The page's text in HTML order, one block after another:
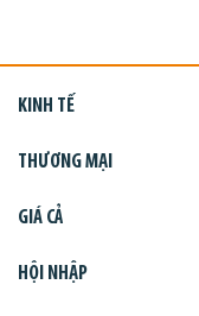
KINH TẾ
THƯƠNG MẠI
GIÁ CẢ
HỘI NHẬP